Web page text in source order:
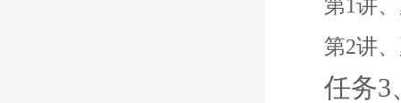
第1讲
第2讲
任务3